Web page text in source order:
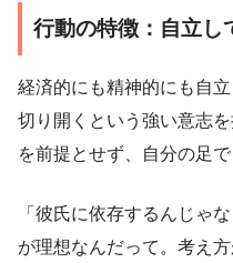
行動の特徴：自立し
経済的にも精神的にも自
切り開くという強い意志
を前提とせず、自分の足
「彼氏に依存するんじゃ
が理想なんだって。考え